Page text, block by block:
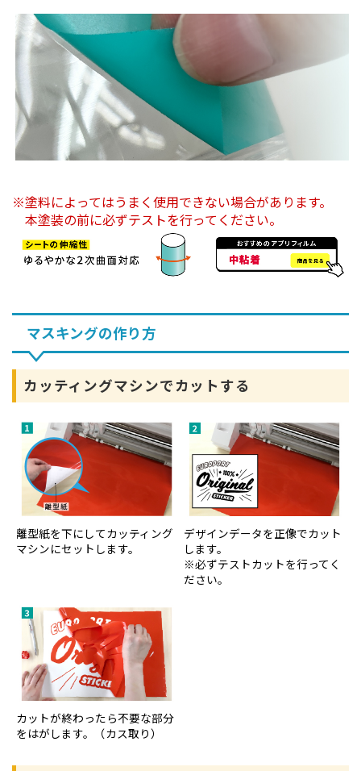
塗料によってはうまく使用できない場合があります。
本塗装の前に必ずテストを行ってください。
マスキングの作り方
カッティングマシンでカットする
離型紙を下にしてカッティング
マシンにセットします。
デザインデータを正像でカット
します。
※必ずテストカットを行ってく
ださい。
カットが終わったら不要な部分
をはがします。（カス取り）